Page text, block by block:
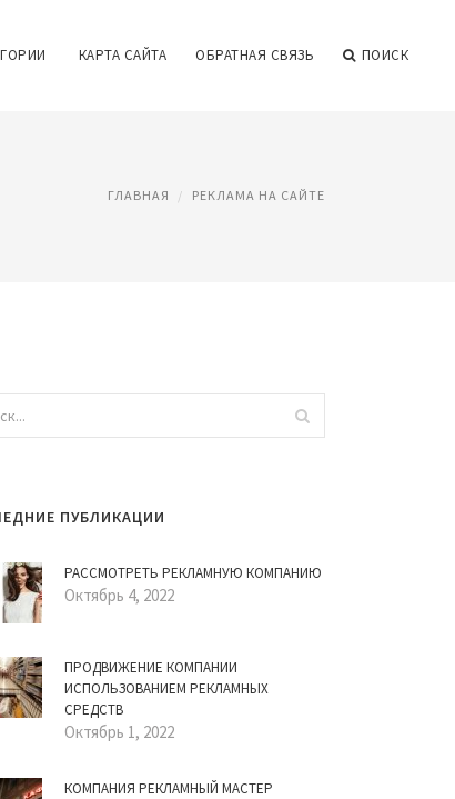
КАРТА САЙТА ОБРАТНАЯ СВЯЗЬ ПОИСК
ГЛАВНАЯ РЕКЛАМА НА САЙТЕ
ПУБЛИКАЦИИ
РАССМОТРЕТЬ РЕКЛАМНУЮ КОМПАНИЮ
Октябрь 4, 2022
ПРОДВИЖЕНИЕ КОМПАНИИ
ИСПОЛЬЗОВАНИЕМ РЕКЛАМНЫХ
СРЕДСТВ
Октябрь 1, 2022
КОМПАНИЯ РЕКЛАМНЫЙ МАСТЕР